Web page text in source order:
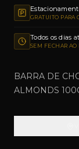
GRATUITO PARA
Todos os dias
SEM FECHAR
BARRA DE
ALMONDS